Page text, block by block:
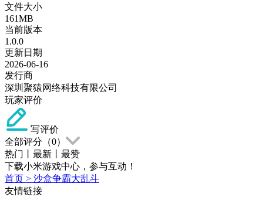
文件大小
161MB
当前版本
1.0.0
更新日期
2026-06-16
发行商
深圳聚猿网络科技有限公司
玩家评价
写评价
全部评分（0）
热门
最新
最赞
下载小米游戏中心，参与互动！
首页 > 沙盒争霸大乱斗
友情链接